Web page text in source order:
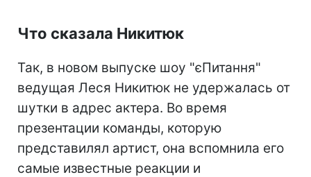
Что сказала Никитюк
Так, в новом выпуске шоу "єПитання"
ведущая Леся Никитюк не удержалась от
шутки в адрес актера. Во время
презентации команды, которую
представилял артист, она вспомнила его
самые известные реакции и